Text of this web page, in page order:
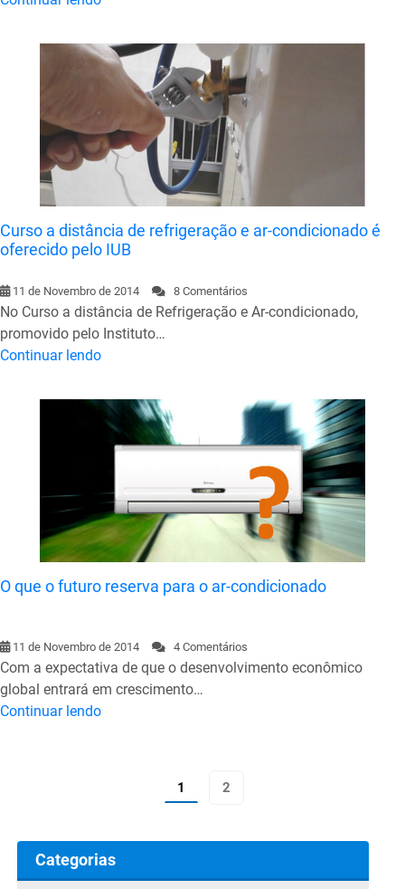
Curso a distância de refrigeração e ar-condicionado é
oferecido pelo IUB
11 de Novembro de 2014 8 Comentários
No Curso a distância de Refrigeração e Ar-condicionado,
promovido pelo Instituto…
Continuar lendo
O que o futuro reserva para o ar-condicionado
11 de Novembro de 2014 4 Comentários
Com a expectativa de que o desenvolvimento econômico
global entrará em crescimento…
Continuar lendo
1 2
Categorias